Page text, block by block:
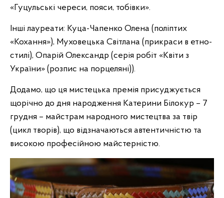
«Гуцульські череси, пояси, тобівки».
Інші лауреати: Куца-Чапенко Олена (поліптих
«Кохання»), Муховецька Світлана (прикраси в етно-
стилі), Опарій Олександр (серія робіт «Квіти з
України» (розпис на порцеляні)).
Додамо, що ця мистецька премія присуджується
щорічно до дня народження Катерини Білокур – 7
грудня – майстрам народного мистецтва за твір
(цикл творів), що відзначаються автентичністю та
високою професійною майстерністю.